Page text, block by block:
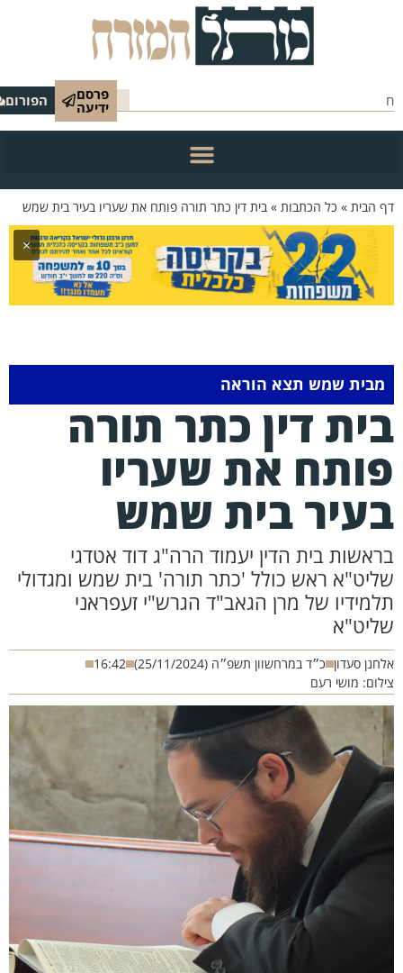
פרסם
ידיעה הפורום
הבית»כל הכתבות»בית דין כתר תורה פותח את שעריו בעיר בית שמש
×
מבית שמש תצא הוראה
דין כתר תורה
את שעריו
בית שמש
בית הדין יעמוד הרה"ג דוד אטדגי
ראש כולל 'כתר תורה' בית שמש ומגדולי
של מרן הגאב"ד הגרש"י זעפראני
סעדון כ״ד במרחשוון תשפ״ה (25/11/2024)
16:42
מושי רעם